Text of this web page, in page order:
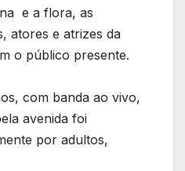
e a flora, as
atores e atrizes da
o público presente.
com banda ao vivo,
avenida foi
por adultos,